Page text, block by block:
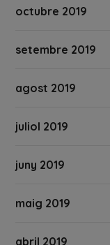
octubre 2019
setembre 2019
agost 2019
juliol 2019
juny 2019
maig 2019
abril 2019